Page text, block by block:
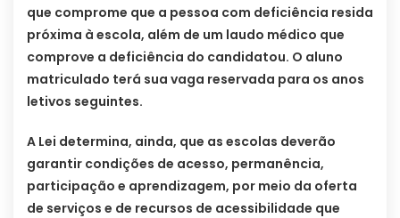
que comprome que a pessoa com deficiência resida
próxima à escola, além de um laudo médico que
comprove a deficiência do candidatou. O aluno
matriculado terá sua vaga reservada para os anos
letivos seguintes.
A Lei determina, ainda, que as escolas deverão
garantir condições de acesso, permanência,
participação e aprendizagem, por meio da oferta
de serviços e de recursos de acessibilidade que